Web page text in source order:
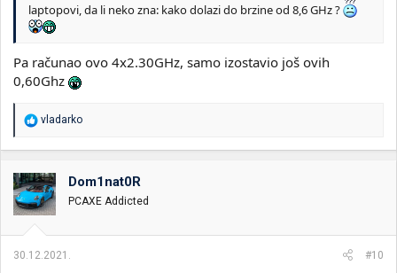
laptopovi, da li neko zna: kako dolazi do brzine od 8,6 GHz ?
Pa računao ovo 4x2.30GHz, samo izostavio još ovih
0,60Ghz
R
a
o
v
a
n
:
vladarko
Dom1nat0R
PCAXE Addicted
30.12.2021. #10